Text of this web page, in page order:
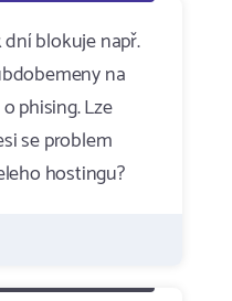
blokuje např.
na
phising. Lze
se problem
hostingu?